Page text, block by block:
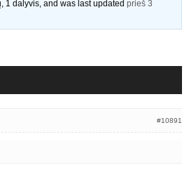
1 dalyvis, and was last updatedprieš 3
#10891